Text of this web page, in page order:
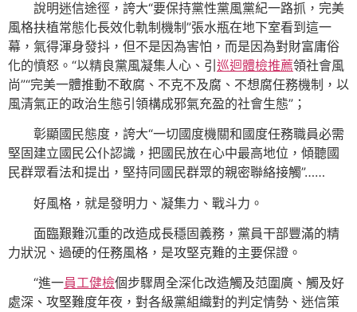
說明迷信途徑，誇大“要保持黨性黨風黨紀一路抓，完美
風格扶植常態化長效化軌制機制”張水瓶在地下室看到這一
幕，氣得渾身發抖，但不是因為害怕，而是因為對財富庸俗
化的憤怒。“以精良黨風凝集人心、引巡迴體檢推薦領社會風
尚”“完美一體推動不敢腐、不克不及腐、不想腐任務機制，以
風清氣正的政治生態引領構成邪氣充盈的社會生態”；
彰顯國民態度，誇大“一切國度機關和國度任務職員必需
堅固建立國民公仆認識，把國民放在心中最高地位，傾聽國
民群眾看法和提出，堅持同國民群眾的親密聯絡接觸”……
好風格，就是發明力、凝集力、戰斗力。
面臨艱難沉重的改造成長穩固義務，黨員干部豐滿的精
力狀況、過硬的任務風格，是攻堅克難的主要保證。
“進一員工健檢個步驟周全深化改造觸及范圍廣、觸及好
處深、攻堅難度年夜，對各級黨組織對的判定情勢、迷信策